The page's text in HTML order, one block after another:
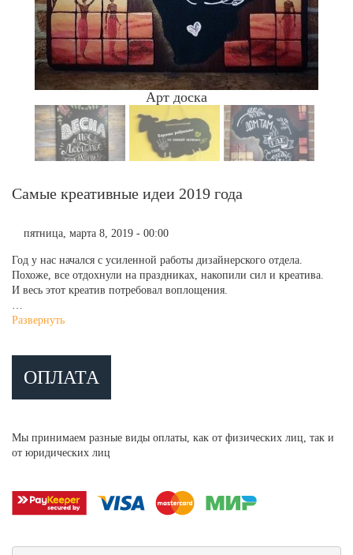
Арт доска
Самые креативные идеи 2019 года
пятница, марта 8, 2019 - 00:00
Год у нас начался с усиленной работы дизайнерского отдела.
Похоже, все отдохнули на праздниках, накопили сил и креатива.
И весь этот креатив потребовал воплощения.
…
Развернуть
ОПЛАТА
Мы принимаем разные виды оплаты, как от физических лиц, так и
от юридических лиц